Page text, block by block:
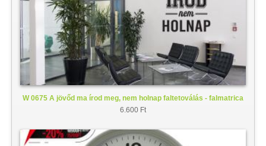
W 0675 A jövőd ma írod meg, nem holnap faltetoválás - falmatrica
6.600 Ft